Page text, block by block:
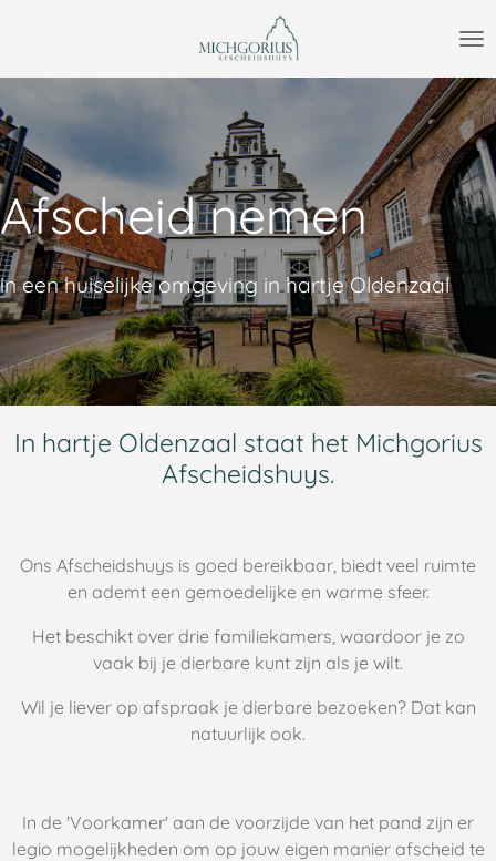
naar
hoofdinhoud
Afscheid nemen
in een huiselijke omgeving in hartje Oldenzaal
In hartje Oldenzaal staat het Michgorius
Afscheidshuys.
Ons Afscheidshuys is goed bereikbaar, biedt veel ruimte
en ademt een gemoedelijke en warme sfeer.
Het beschikt over drie familiekamers, waardoor je zo
vaak bij je dierbare kunt zijn als je wilt.
Wil je liever op afspraak je dierbare bezoeken? Dat kan
natuurlijk ook.
In de 'Voorkamer' aan de voorzijde van het pand zijn er
legio mogelijkheden om op jouw eigen manier afscheid te